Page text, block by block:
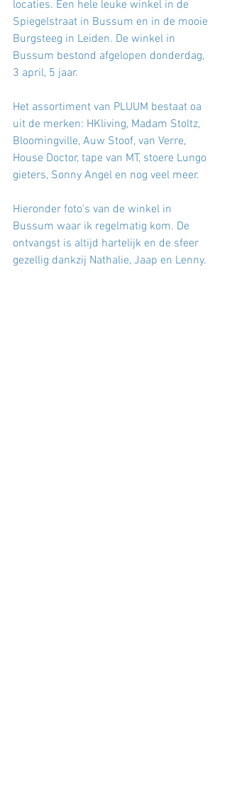
locaties. Een hele leuke winkel in de
Spiegelstraat in Bussum en in de mooie
Burgsteeg in Leiden. De winkel in
Bussum bestond afgelopen donderdag,
3 april, 5 jaar.
Het assortiment van PLUUM bestaat oa
uit de merken: HKliving, Madam Stoltz,
Bloomingville, Auw Stoof, van Verre,
House Doctor, tape van MT, stoere Lungo
gieters, Sonny Angel en nog veel meer.
Hieronder foto's van de winkel in
Bussum waar ik regelmatig kom. De
ontvangst is altijd hartelijk en de sfeer
gezellig dankzij Nathalie, Jaap en Lenny.